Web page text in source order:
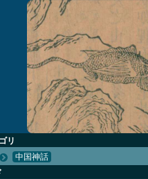
リ
中国神話